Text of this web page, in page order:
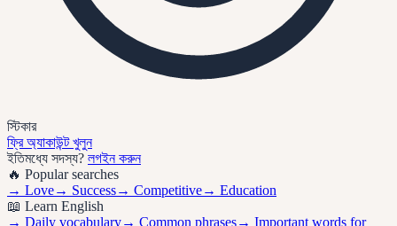
স্টিকার
ফ্রি অ্যাকাউন্ট খুলুন
ইতিমধ্যে সদস্য? লগইন করুন
🔥 Popular searches
→ Love→ Success→ Competitive→ Education
📖 Learn English
→ Daily vocabulary→ Common phrases→ Important words for